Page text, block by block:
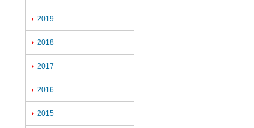
 2019
 2018
 2017
 2016
 2015